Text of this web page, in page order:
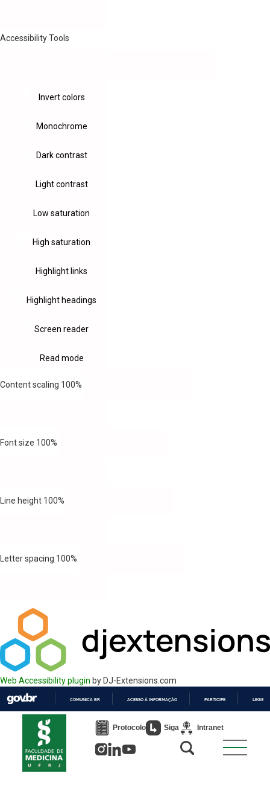
Accessibility Tools
Invert colors
Monochrome
Dark contrast
Light contrast
Low saturation
High saturation
Highlight links
Highlight headings
Screen reader
Read mode
Content scaling 100%
Font size 100%
Line height 100%
Letter spacing 100%
Web Accessibility plugin by DJ-Extensions.com
PARA
COMUNICA BR ACESSO À INFORMAÇÃO PARTICIPE
Protocolo Siga Intranet